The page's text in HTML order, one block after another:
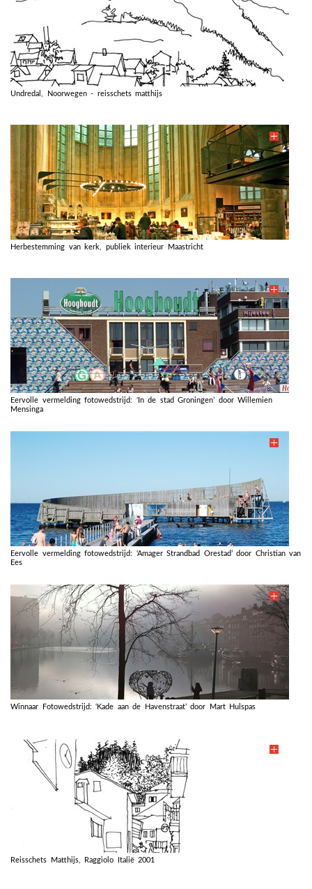
Undredal, Noorwegen - reisschets matthijs
Herbestemming van kerk, publiek interieur Maastricht
Eervolle vermelding fotowedstrijd: ‘In de stad Groningen’ door Willemien
Mensinga
Eervolle vermelding fotowedstrijd: ‘Amager Strandbad Orestad’ door Christian van
Ees
Winnaar Fotowedstrijd: ‘Kade aan de Havenstraat’ door Mart Hulspas
Reisschets Matthijs, Raggiolo Italië 2001